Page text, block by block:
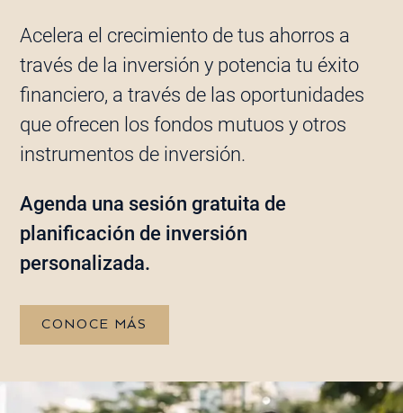
Acelera el crecimiento de tus ahorros a
través de la inversión y potencia tu éxito
financiero, a través de las oportunidades
que ofrecen los fondos mutuos y otros
instrumentos de inversión.
Agenda una sesión gratuita de
planificación de inversión
personalizada.
CONOCE MÁS